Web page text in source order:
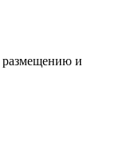
размещению и